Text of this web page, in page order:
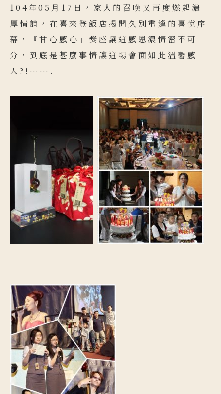
104年05月17日，家人的召喚又再度燃起濃
厚情誼，在喜來登飯店揭開久別重逢的喜悅序
幕，『甘心感心』獎座讓這感恩濃情密不可
分，到底是甚麼事情讓這場會面如此溫馨感
人?!…….